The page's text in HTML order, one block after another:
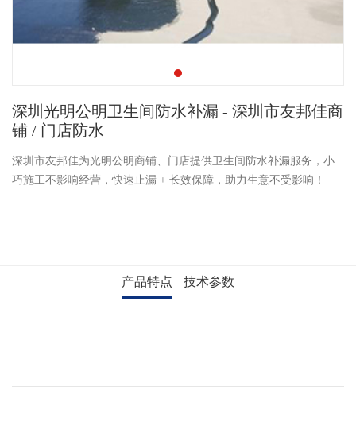
深圳光明公明卫生间防水补漏 - 深圳市友邦佳商
铺 / 门店防水
深圳市友邦佳为光明公明商铺、门店提供卫生间防水补漏服务，小
巧施工不影响经营，快速止漏 + 长效保障，助力生意不受影响！
产品特点 技术参数